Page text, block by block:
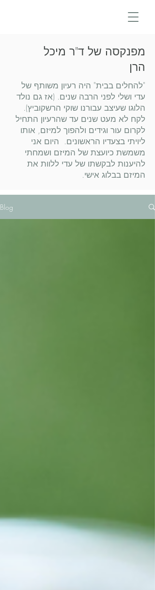
מפנקסה של ד"ר מיכל
הרן
"להחלים בבית" היה רעיון משותף של
עדי ושלי לפני הרבה שנים. (אז גם נולד
הלוגו שעיצב עבורנו שוקי הרשקוביץ).
לקח לא מעט שנים עד שהרעיון התחיל
לקרום עור וגידים ולהפוך למיזם, אותו
ליויתי בצעדיו הראשונים. היום אני
משמשת כיועצת של המיזם ושמחתי
להיענות לבקשתו של עדי ללוות את
המיזם בבלוג אישי.
Blog